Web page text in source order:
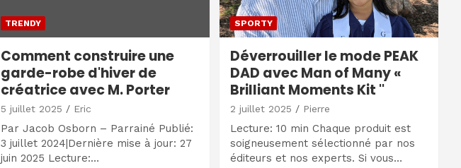
TRENDY
Comment construire une
garde-robe d'hiver de
créatrice avec M. Porter
5 juillet 2025 Eric
Par Jacob Osborn – Parrainé Publié:
3 juillet 2024|Dernière mise à jour: 27
juin 2025 Lecture:…
SPORTY
Déverrouiller le mode PEAK
DAD avec Man of Many «
Brilliant Moments Kit ''
2 juillet 2025 Pierre
Lecture: 10 min Chaque produit est
soigneusement sélectionné par nos
éditeurs et nos experts. Si vous…